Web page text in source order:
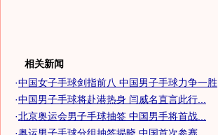
相关新闻
·中国女子手球剑指前八 中国男子手球力争一胜
·中国男子手球将赴港热身 闫威名直言此行...
·北京奥运会男子手球抽签 中国男手将首战...